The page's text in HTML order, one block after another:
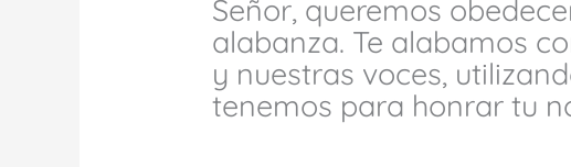
Señor, queremos
alabanza. Te alabamos
y nuestras voces,
tenemos para honrar tu